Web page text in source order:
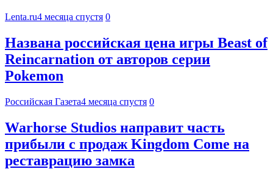
Lenta.ru4 месяца спустя 0
Названа российская цена игры Beast of
Reincarnation от авторов серии
Pokemon
Российская Газета4 месяца спустя 0
Warhorse Studios направит часть
прибыли с продаж Kingdom Come на
реставрацию замка